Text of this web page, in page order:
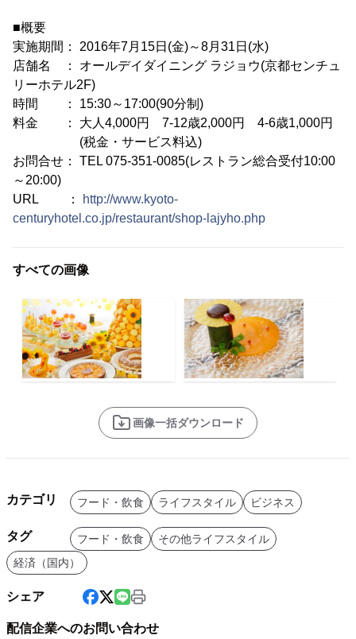
■概要
実施期間： 2016年7月15日(金)～8月31日(水)
店舗名 ： オールデイダイニング ラジョウ(京都センチュ
リーホテル2F)
時間 ： 15:30～17:00(90分制)
料金 ： 大人4,000円 7-12歳2,000円 4-6歳1,000円
(税金・サービス料込)
お問合せ： TEL 075-351-0085(レストラン総合受付10:00
～20:00)
URL ：
http://www.kyoto-
centuryhotel.co.jp/restaurant/shop-lajyho.php
すべての画像
画像一括ダウンロード
カテゴリ フード・飲食 ライフスタイル ビジネス
タグ フード・飲食
その他ライフスタイル
経済（国内）
シェア
配信企業へのお問い合わせ